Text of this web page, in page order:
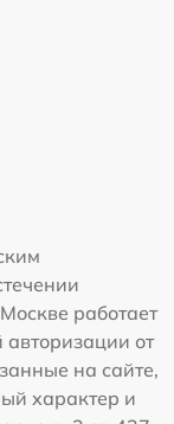
работает
от
на сайте,
характер и